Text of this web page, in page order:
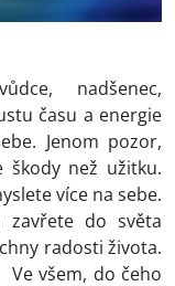
nadšenec,
času a energie
Jenom pozor,
škody než užitku.
více na sebe.
zavřete do světa
radosti života.
všem, do čeho